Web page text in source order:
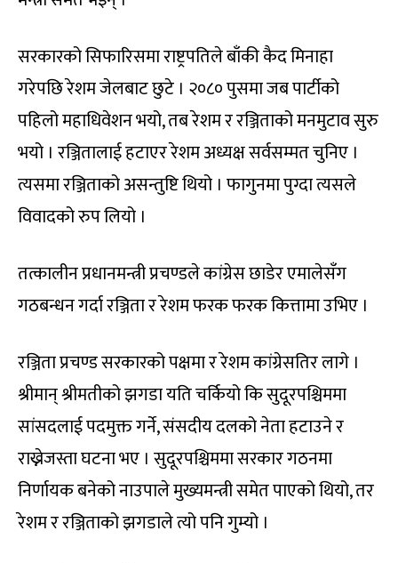
सरकारको सिफारिसमा राष्ट्रपतिले बाँकी कैद मिनाहा
गरेपछि रेशम जेलबाट छुटे । २०८० पुसमा जब पार्टीको
पहिलो महाधिवेशन भयो, तब रेशम र रञ्जिताको मनमुटाव सुरु
भयो । रञ्जितालाई हटाएर रेशम अध्यक्ष सर्वसम्मत चुनिए ।
त्यसमा रञ्जिताको असन्तुष्टि थियो । फागुनमा पुग्दा त्यसले
विवादको रुप लियो ।
तत्कालीन प्रधानमन्त्री प्रचण्डले कांग्रेस छाडेर एमालेसँग
गठबन्धन गर्दा रञ्जिता र रेशम फरक फरक कित्तामा उभिए ।
रञ्जिता प्रचण्ड सरकारको पक्षमा र रेशम कांग्रेसतिर लागे ।
श्रीमान् श्रीमतीको झगडा यति चर्कियो कि सुदूरपश्चिममा
सांसदलाई पदमुक्त गर्ने, संसदीय दलको नेता हटाउने र
राख्नेजस्ता घटना भए । सुदूरपश्चिममा सरकार गठनमा
निर्णायक बनेको नाउपाले मुख्यमन्त्री समेत पाएको थियो, तर
रेशम र रञ्जिताको झगडाले त्यो पनि गुम्यो ।